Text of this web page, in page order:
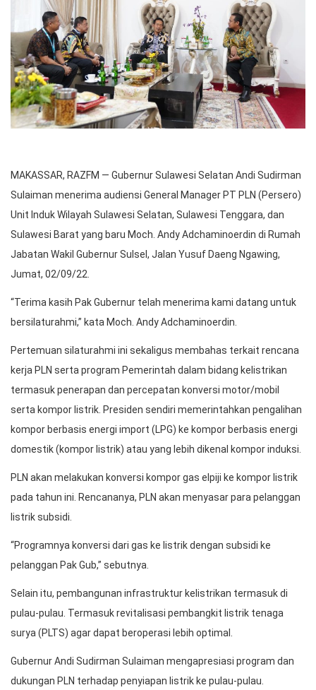
MAKASSAR, RAZFM — Gubernur Sulawesi Selatan Andi Sudirman
Sulaiman menerima audiensi General Manager PT PLN (Persero)
Unit Induk Wilayah Sulawesi Selatan, Sulawesi Tenggara, dan
Sulawesi Barat yang baru Moch. Andy Adchaminoerdin di Rumah
Jabatan Wakil Gubernur Sulsel, Jalan Yusuf Daeng Ngawing,
Jumat, 02/09/22.
“Terima kasih Pak Gubernur telah menerima kami datang untuk
bersilaturahmi,” kata Moch. Andy Adchaminoerdin.
Pertemuan silaturahmi ini sekaligus membahas terkait rencana
kerja PLN serta program Pemerintah dalam bidang kelistrikan
termasuk penerapan dan percepatan konversi motor/mobil
serta kompor listrik. Presiden sendiri memerintahkan pengalihan
kompor berbasis energi import (LPG) ke kompor berbasis energi
domestik (kompor listrik) atau yang lebih dikenal kompor induksi.
PLN akan melakukan konversi kompor gas elpiji ke kompor listrik
pada tahun ini. Rencananya, PLN akan menyasar para pelanggan
listrik subsidi.
“Programnya konversi dari gas ke listrik dengan subsidi ke
pelanggan Pak Gub,” sebutnya.
Selain itu, pembangunan infrastruktur kelistrikan termasuk di
pulau-pulau. Termasuk revitalisasi pembangkit listrik tenaga
surya (PLTS) agar dapat beroperasi lebih optimal.
Gubernur Andi Sudirman Sulaiman mengapresiasi program dan
dukungan PLN terhadap penyiapan listrik ke pulau-pulau.